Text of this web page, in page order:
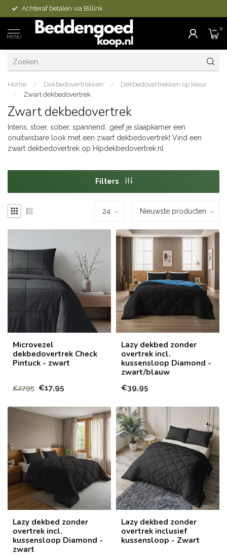
Achteraf betalen via Billink
MENU
0
Home / Dekbedovertrekken /
Dekbedovertrekken op kleur
/
Zwart dekbedovertrek
Zwart dekbedovertrek
Intens, stoer, sober, spannend...geef je slaapkamer een
onuitwisbare look met een zwart dekbedovertrek! Vind een
zwart dekbedovertrek op Hipdekbedovertrek.nl
Filters
Microvezel
dekbedovertrek Check
Pintuck - zwart
€27,95 €17,95
Lazy dekbed zonder
overtrek incl.
kussensloop Diamond -
zwart/blauw
€39,95
Lazy dekbed zonder
overtrek incl.
kussensloop Diamond -
zwart
Lazy dekbed zonder
overtrek inclusief
kussensloop - Zwart